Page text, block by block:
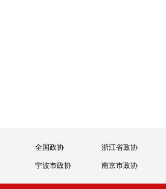
全国政协 浙江省政协
宁波市政协 南京市政协